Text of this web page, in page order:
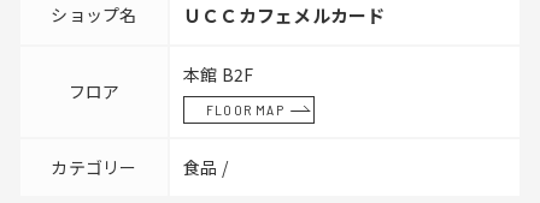
ショップ名 ＵＣＣカフェメルカード
フロア
本館 B2F
FLOOR MAP
カテゴリー 食品 /